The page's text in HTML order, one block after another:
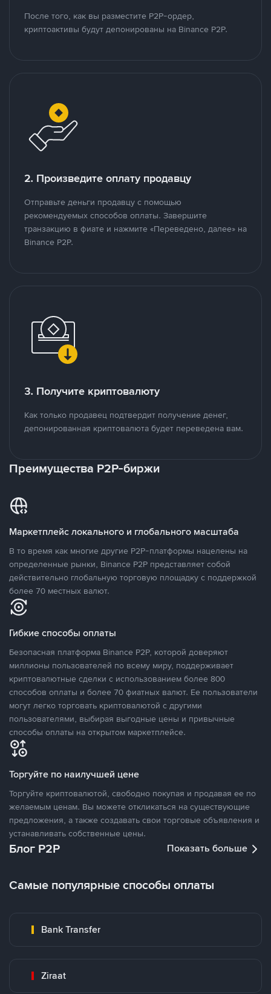
После того, как вы разместите P2P-ордер,
криптоактивы будут депонированы на Binance P2P.
2. Произведите оплату продавцу
Отправьте деньги продавцу с помощью
рекомендуемых способов оплаты. Завершите
транзакцию в фиате и нажмите «Переведено, далее» на
Binance P2P.
3. Получите криптовалюту
Как только продавец подтвердит получение денег,
депонированная криптовалюта будет переведена вам.
Преимущества P2P-биржи
Маркетплейс локального и глобального масштаба
В то время как многие другие P2P-платформы нацелены на
определенные рынки, Binance P2P представляет собой
действительно глобальную торговую площадку с поддержкой
более 70 местных валют.
Гибкие способы оплаты
Безопасная платформа Binance P2P, которой доверяют
миллионы пользователей по всему миру, поддерживает
криптовалютные сделки с использованием более 800
способов оплаты и более 70 фиатных валют. Ее пользователи
могут легко торговать криптовалютой с другими
пользователями, выбирая выгодные цены и привычные
способы оплаты на открытом маркетплейсе.
Торгуйте по наилучшей цене
Торгуйте криптовалютой, свободно покупая и продавая ее по
желаемым ценам. Вы можете откликаться на существующие
предложения, а также создавать свои торговые объявления и
устанавливать собственные цены.
Блог P2P Показать больше
Самые популярные способы оплаты
Bank Transfer
Ziraat